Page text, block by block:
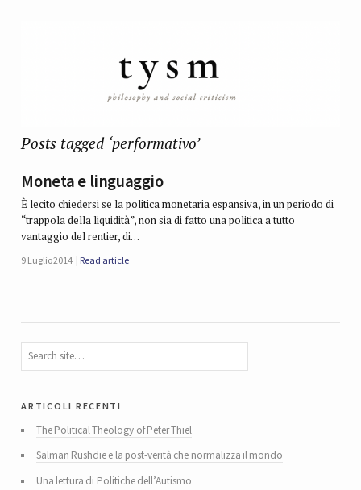
Posts tagged ‘performativo’
Moneta e linguaggio
È lecito chiedersi se la politica monetaria espansiva, in un periodo di
“trappola della liquidità”, non sia di fatto una politica a tutto
vantaggio del rentier, di…
9 Luglio 2014 Read article
articoli recenti
The Political Theology of Peter Thiel
Salman Rushdie e la post-verità che normalizza il mondo
Una lettura di Politiche dell’Autismo